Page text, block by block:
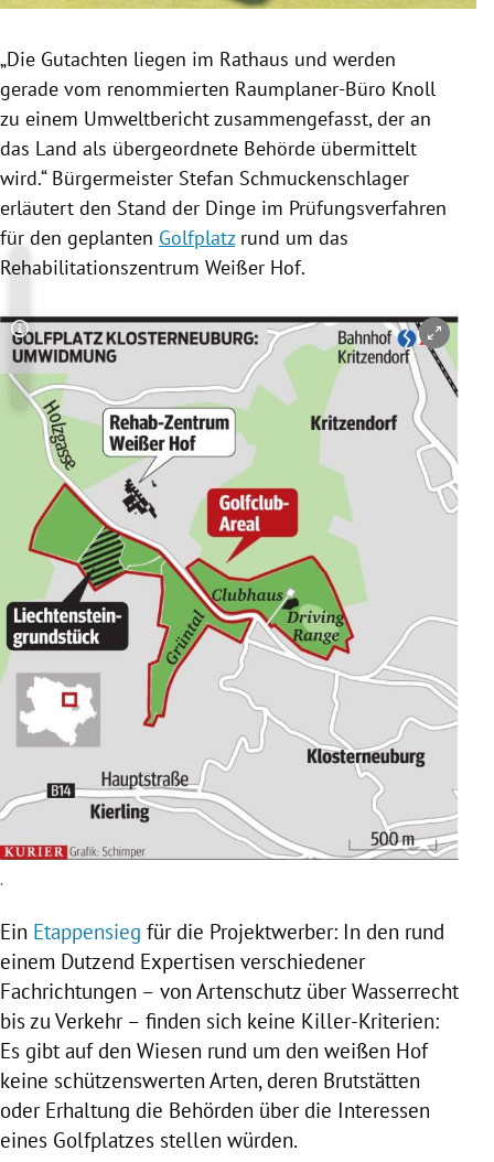
Untermenü
„Die Gutachten liegen im Rathaus und werden
gerade vom renommierten Raumplaner-Büro Knoll
zu einem Umweltberichtzusammengefasst, der an
das Land als übergeordnete Behörde übermittelt
wird.“ Bürgermeister Stefan Schmuckenschlager
erläutert den Stand der Dinge im Prüfungsverfahren
für den geplanten Golfplatzrund um das
Rehabilitationszentrum Weißer Hof.
Copyright-Hinweis öffnen/schließen
.
Ein Etappensieg für die Projektwerber: In den rund
einem Dutzend Expertisen verschiedener
Fachrichtungen – von Artenschutz über Wasserrecht
bis zu Verkehr – finden sich keine Killer-Kriterien:
Es gibt auf den Wiesen rund um den weißen Hof
keine schützenswerten Arten, deren Brutstätten
oder Erhaltung die Behörden über die Interessen
eines Golfplatzes stellen würden.